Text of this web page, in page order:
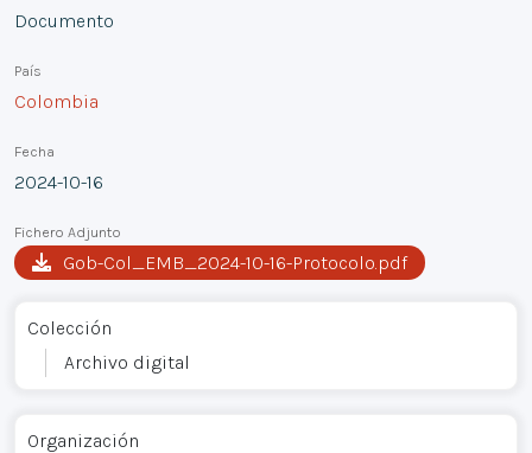
Documento
País
Colombia
Fecha
2024-10-16
Fichero Adjunto
Gob-Col_EMB_2024-10-16-Protocolo.pdf
Colección
Archivo digital
Organización